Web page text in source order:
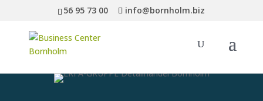
56 95 73 00 info@bornholm.biz